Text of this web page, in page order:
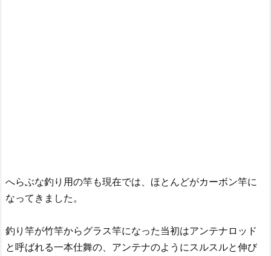
へらぶな釣り用の竿も現在では、ほとんどがカーボン竿に
なってきました。
釣り竿が竹竿からグラス竿になった当初はアンテナロッド
と呼ばれる一本仕舞の、アンテナのようにスルスルと伸び